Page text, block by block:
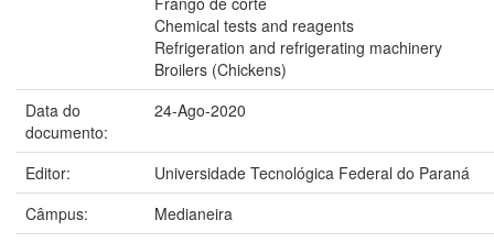
Chemical tests and reagents
Refrigeration and refrigerating machinery
Broilers (Chickens)
Data do
documento:
24-Ago-2020
Editor:
Universidade Tecnológica Federal do Paraná
Câmpus:
Medianeira